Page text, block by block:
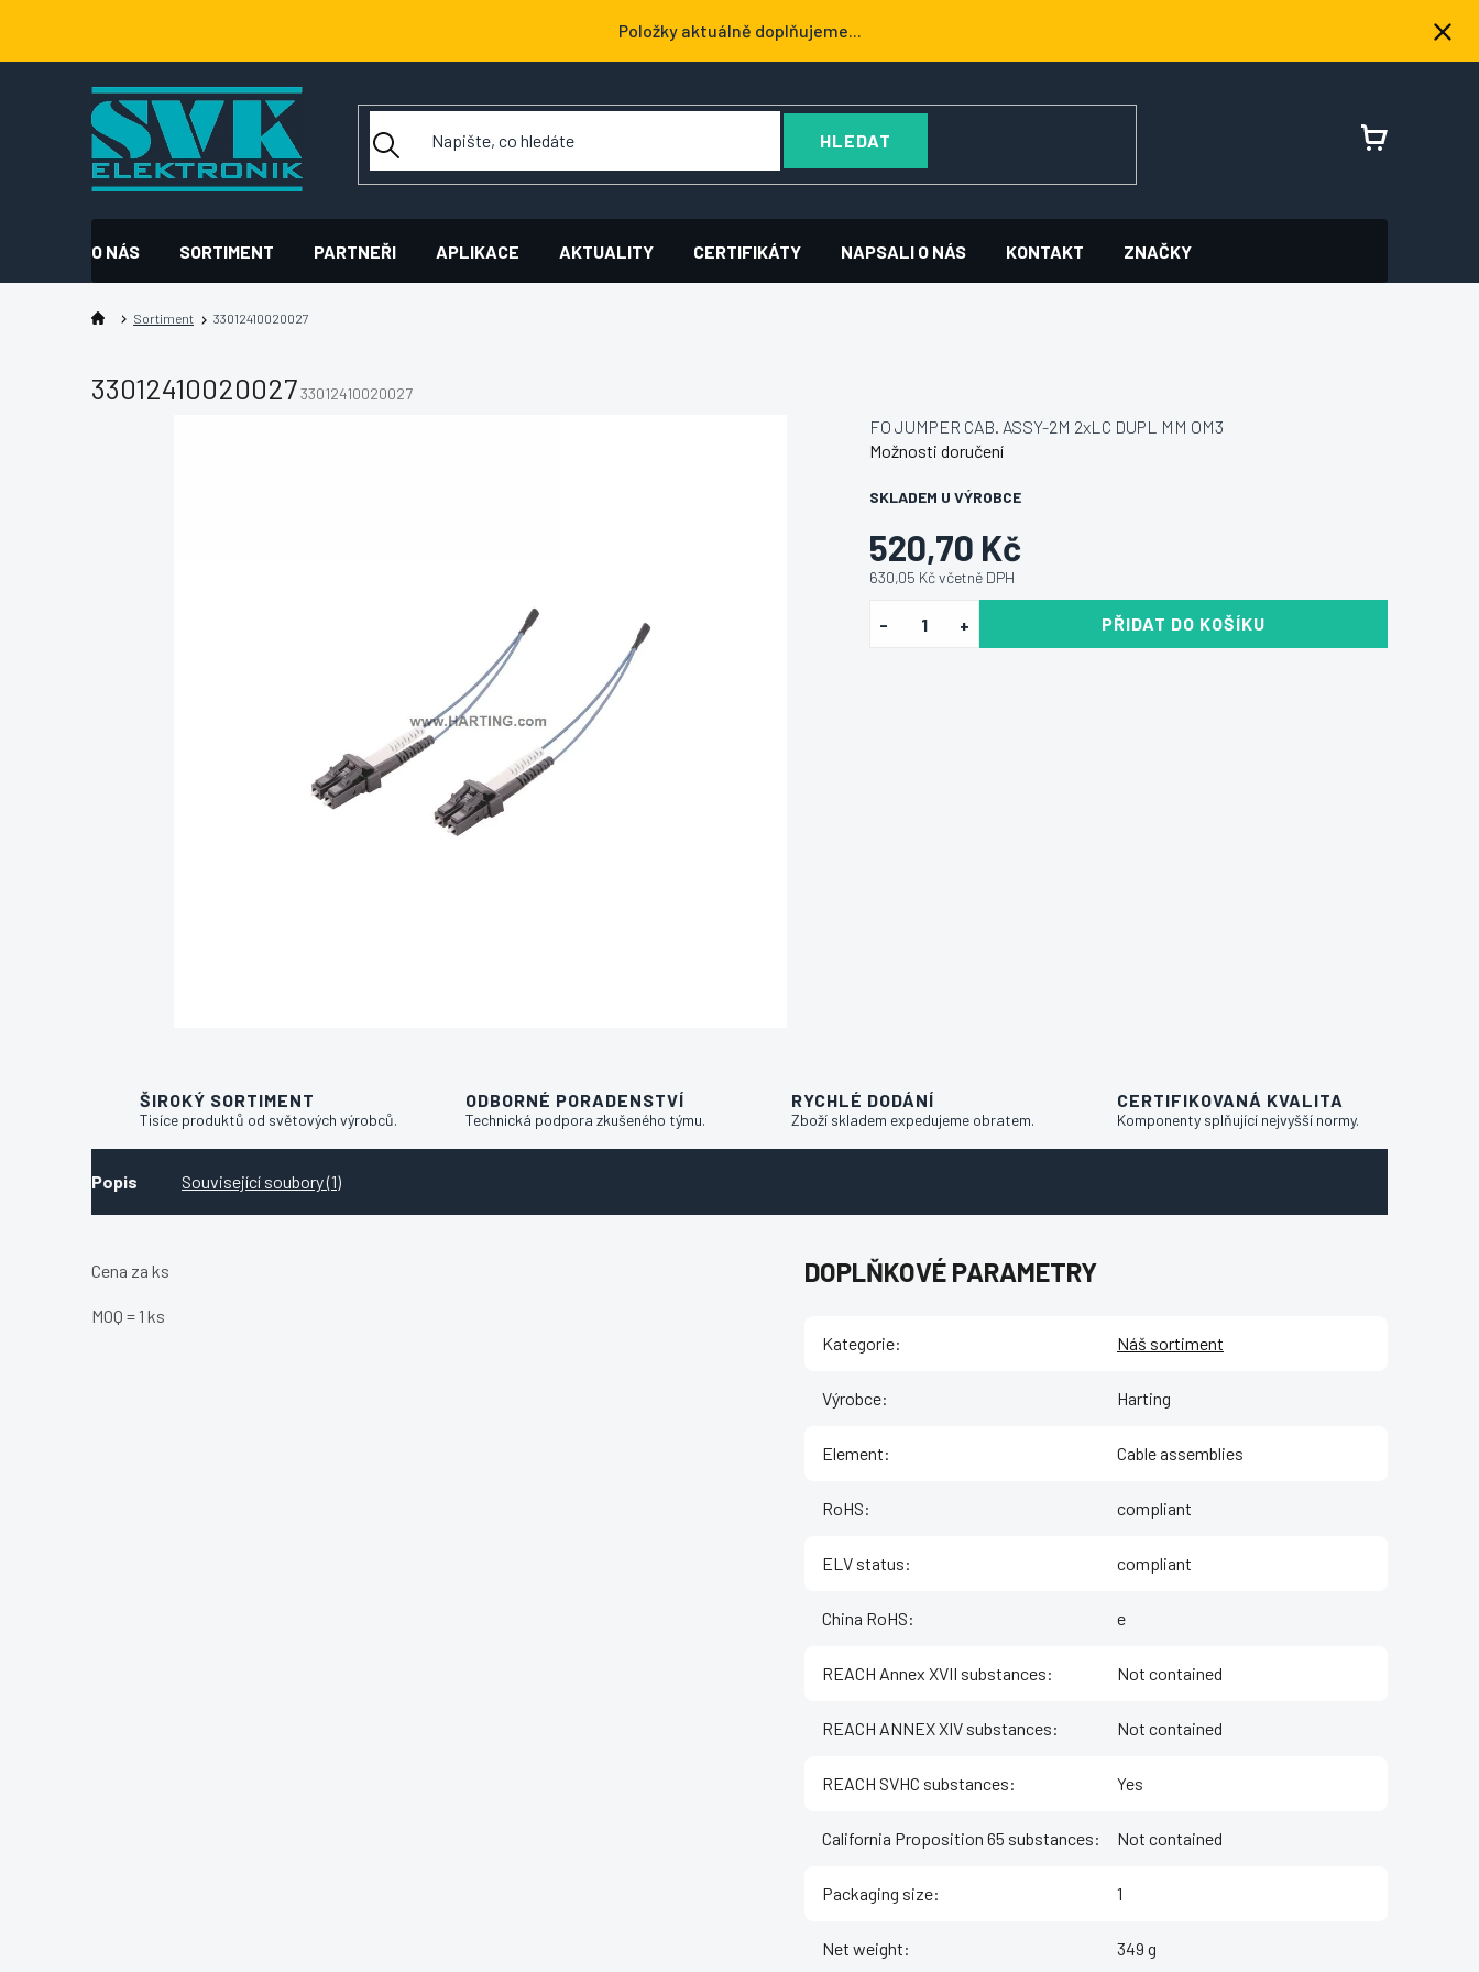
obsah
Položky aktuálně doplňujeme...
HLEDAT
NÁKUPNÍ
O NÁS SORTIMENT PARTNEŘI APLIKACE AKTUALITY CERTIFIKÁTY NAPSALI O NÁS KONTAKT ZNAČKY
Sortiment 33012410020027
3301241002002733012410020027
520,70 Kč
630,05 Kč včetně DPH
SKLADEM U VÝROBCE
Možnosti doručení
PŘIDAT DO KOŠÍKU
FO JUMPER CAB. ASSY-2M 2xLC DUPL MM OM3
ŠIROKÝ SORTIMENT
Tisíce produktů od světových výrobců.
ODBORNÉ PORADENSTVÍ
Technická podpora zkušeného týmu.
RYCHLÉ DODÁNÍ
Zboží skladem expedujeme obratem.
CERTIFIKOVANÁ KVALITA
Komponenty splňující nejvyšší normy.
Popis Související soubory (1)
Cena za ks
MOQ = 1 ks
DOPLŇKOVÉ PARAMETRY
Kategorie: Náš sortiment
Výrobce: Harting
Element: Cable assemblies
RoHS: compliant
ELV status: compliant
China RoHS: e
REACH Annex XVII substances: Not contained
REACH ANNEX XIV substances: Not contained
REACH SVHC substances: Yes
California Proposition 65 substances: Not contained
Packaging size: 1
Net weight: 349 g